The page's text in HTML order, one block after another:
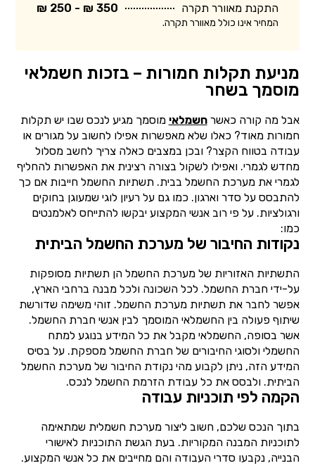
התקנת מאוורר תקרה 350 ₪ - 250 ₪
המחיר אינו כולל מאוורר תקרה.
מניעת תקלות חמורות – בזכות חשמלאי
מוסמך בשחר
אבל מה קורה כאשרחשמלאי מוסמך מגיע לנכס שבו יש תקלות
חמורות מאוד? כאלו שלא מאפשרות אפילו לחשוב על מגורים או
עבודה בטווח הקצר? ובכן במצבים כאלה צריך לחשב מסלול
מחדש לגמרי. ואפילו לשקול בצורה רצינית את האפשרות להחליף
לגמרי את מערכת החשמל בבית. תשתיות החשמל חייבות אם כך
להתבסס על סדר וארגון. כמו גם על רעיון לוגי שמעוגן בחוקים
ורגולציות. על פי רוב אנשי המקצוע יבקשו להתייחס לאלמנטים
כמו:
נקודות החיבור של מערכת החשמל הביתית
התשתיות האזוריות של מערכת החשמל הן תשתיות מסופקות
על-ידי חברת החשמל. לכל השכונה ולכל מבנה ברחבי הארץ,
אפשר לחבר את תשתיות מערכת החשמל. זוהי משימה שדורשת
שיתוף פעולה בין החשמלאי המוסמך לבין אנשי חברת החשמל.
אשר בסופה, החשמלאי מקבל את כל המידע בנוגע למתח
החשמלי ולסוגי החיבורים של חברת החשמל מספקת. על בסיס
המידע הזה, ניתן לקבוע מהי נקודת החיבור של מערכת החשמל
הביתית. ולבסס את כל עבודת הזרמת החשמל לנכס.
הקמה לפי תוכניות עבודה
בתוך הנכס שלכם, חשוב ליצור מערכת חשמלית שמתאימה
לתוכניות המבנה המקוריות. בעת הגשת התוכניות לאישורי
הבנייה, נקבעו סדרי העבודה והם מחייבים את כל אנשי המקצוע.